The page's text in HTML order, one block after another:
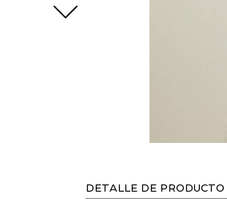
DETALLE DE PRODUCTO